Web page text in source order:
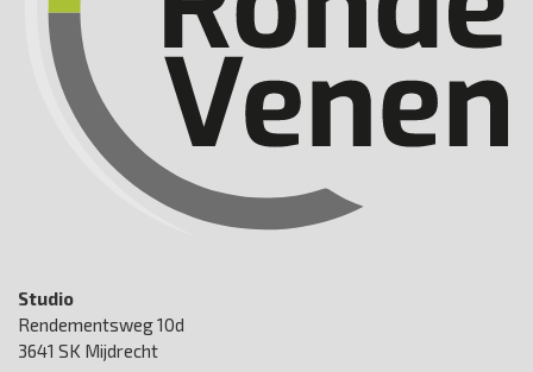
Studio
Rendementsweg 10d
3641 SK Mijdrecht